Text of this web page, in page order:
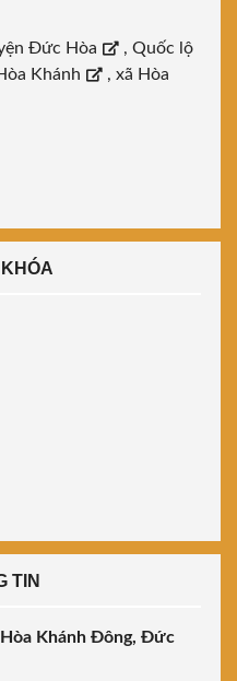
Đức Hòa , Quốc lộ
Khánh , xã Hòa
TIN
Khánh Đông, Đức